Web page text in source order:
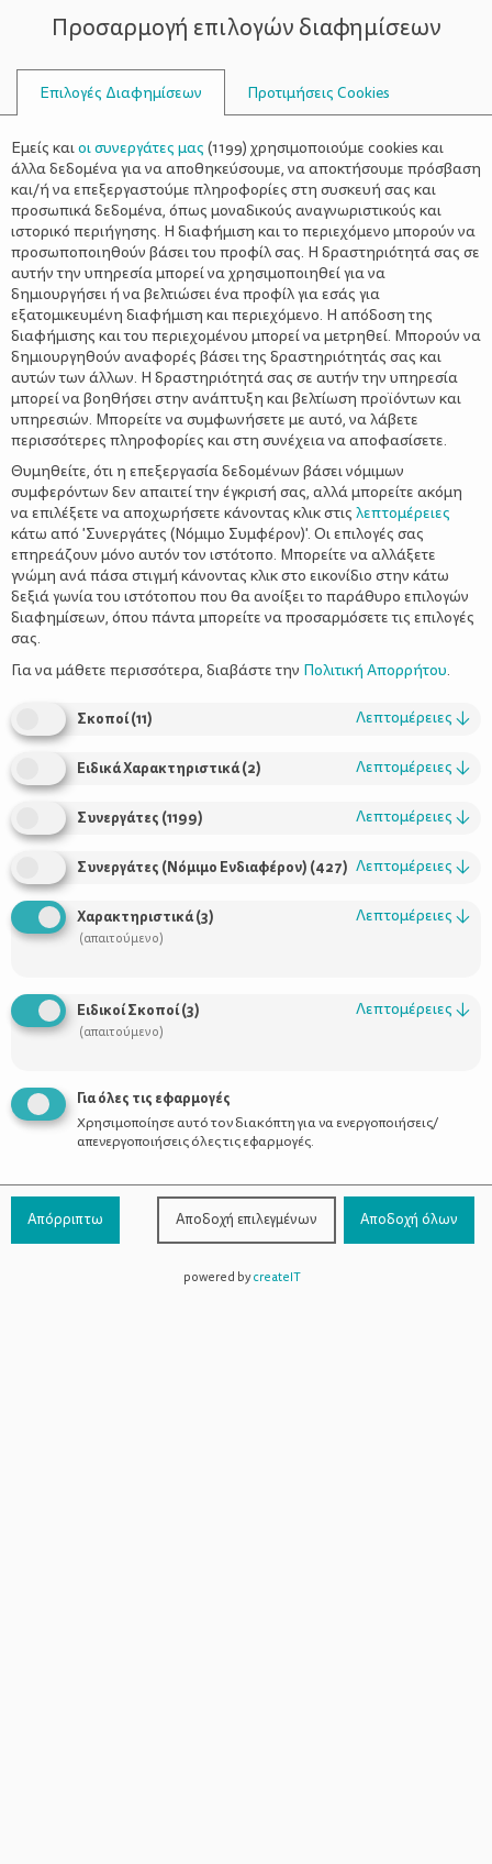
ΣΥΜΒΟΥΛΟΙ
ΟΙΚΟΓΈΝΕΙΑ>ΟΙΚΟΓΕΝΕΙΑΚΈΣ ΔΡΑΣΤΗΡΙΌΤΗΤΕΣ
7 Εύκολες Ιδέες για
Χριστουγεννιάτικα Στολίδια από
Φυσικά Υλικά
Οι μέρες των Χριστουγέννων έχουν πάντα κάτι μαγικό, ο ήχος
από χαρούμενες φωνές, η μυρωδιά του φρεσκοψημένου
γλυκού, το κρύο έξω που σε καλεί να φέρεις την ζεστασιά μέσα
ευκαιρία να περάσεις δημιουργικό χρόνο με τα παιδιά σου
μακριά από τις οθόνες.
δημιουργούν από το μηδέν και να βάλουν την φαντασία τους να
δουλέψει. Τα φυσικά υλικά θα δώσουν στα στολίδια σας, μια
ιστορία που θα τα κάνουν μοναδικά.
Περπατήστε στο πάρκο ή στο βουνό και μαζέψτε κουκουνάρια,
μικρά κλαδάκια, φύλλα ή ότι άλλο όμορφο μας χαρίζει η φύση.
Επισκεφθείτε τη λαϊκή αγορά για να διαλέξετε φρέσκα
άρωμα στις δημιουργίες σας και το σπίτι θα γεμίσει με αρώματα
Προσαρμογή επιλογών διαφημίσεων
Επιλογές Διαφημίσεων Προτιμήσεις Cookies
Εμείς καιοι συνεργάτες μας (1199) χρησιμοποιούμε cookies και
άλλα δεδομένα για να αποθηκεύσουμε, να αποκτήσουμε πρόσβαση
και/ή να επεξεργαστούμε πληροφορίες στη συσκευή σας και
προσωπικά δεδομένα, όπως μοναδικούς αναγνωριστικούς και
ιστορικό περιήγησης. Η διαφήμιση και το περιεχόμενο μπορούν να
προσωποποιηθούν βάσει του προφίλ σας. Η δραστηριότητά σας σε
αυτήν την υπηρεσία μπορεί να χρησιμοποιηθεί για να
δημιουργήσει ή να βελτιώσει ένα προφίλ για εσάς για
εξατομικευμένη διαφήμιση και περιεχόμενο. Η απόδοση της
διαφήμισης και του περιεχομένου μπορεί να μετρηθεί. Μπορούν να
δημιουργηθούν αναφορές βάσει της δραστηριότητάς σας και
αυτών των άλλων. Η δραστηριότητά σας σε αυτήν την υπηρεσία
μπορεί να βοηθήσει στην ανάπτυξη και βελτίωση προϊόντων και
υπηρεσιών. Μπορείτε να συμφωνήσετε με αυτό, να λάβετε
περισσότερες πληροφορίες και στη συνέχεια να αποφασίσετε.
Θυμηθείτε, ότι η επεξεργασία δεδομένων βάσει νόμιμων
συμφερόντων δεν απαιτεί την έγκρισή σας, αλλά μπορείτε ακόμη
να επιλέξετε να αποχωρήσετε κάνοντας κλικ στις λεπτομέρειες
κάτω από 'Συνεργάτες (Νόμιμο Συμφέρον)'. Οι επιλογές σας
επηρεάζουν μόνο αυτόν τον ιστότοπο. Μπορείτε να αλλάξετε
γνώμη ανά πάσα στιγμή κάνοντας κλικ στο εικονίδιο στην κάτω
δεξιά γωνία του ιστότοπου που θα ανοίξει το παράθυρο επιλογών
διαφημίσεων, όπου πάντα μπορείτε να προσαρμόσετε τις επιλογές
σας.
Για να μάθετε περισσότερα, διαβάστε την Πολιτική Απορρήτου.
Σκοποί(11) Λεπτομέρειες ↓
Ειδικά Χαρακτηριστικά(2) Λεπτομέρειες ↓
Συνεργάτες (1199) Λεπτομέρειες ↓
Συνεργάτες (Νόμιμο Ενδιαφέρον) (427) Λεπτομέρειες ↓
Χαρακτηριστικά(3)
(απαιτούμενο)
Λεπτομέρειες ↓
Ειδικοί Σκοποί(3)
(απαιτούμενο)
Λεπτομέρειες ↓
Για όλες τις εφαρμογές
Χρησιμοποίησε αυτό τον διακόπτη για να ενεργοποιήσεις/
απενεργοποιήσεις όλες τις εφαρμογές.
Απόρριπτω Αποδοχή επιλεγμένων Αποδοχή όλων
powered bycreateIT